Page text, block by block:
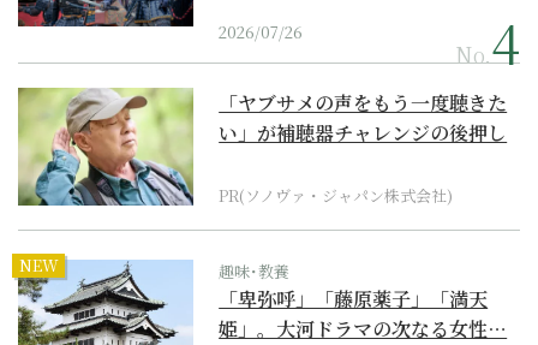
2026/07/26
No.
「ヤブサメの声をもう一度聴きた
い」が補聴器チャレンジの後押し
PR(ソノヴァ・ジャパン株式会社)
NEW 趣味･教養
「卑弥呼」「藤原薬子」「満天
姫」。大河ドラマの次なる女性…